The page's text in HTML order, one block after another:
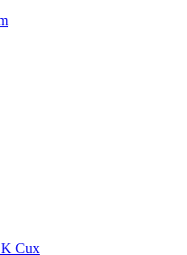
Cux